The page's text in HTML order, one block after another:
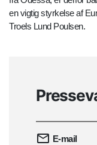
en vigtig styrkelse af
Troels Lund Poulsen.
E-mail